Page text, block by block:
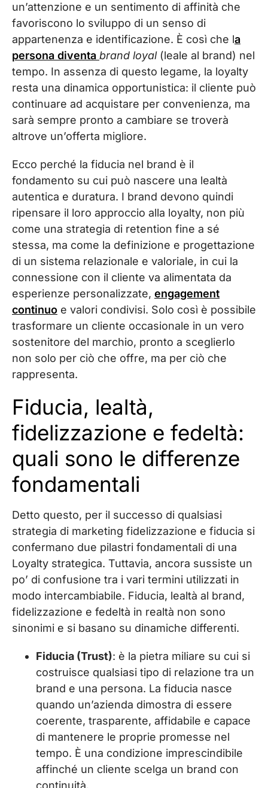
un’attenzione e un sentimento di affinità che
favoriscono lo sviluppo di un senso di
appartenenza e identificazione. È così che la
persona diventa brand loyal(leale al brand) nel
tempo. In assenza di questo legame, la loyalty
resta una dinamica opportunistica: il cliente può
continuare ad acquistare per convenienza, ma
sarà sempre pronto a cambiare se troverà
altrove un’offerta migliore.
Ecco perché la fiducia nel brand è il
fondamento su cui può nascere una lealtà
autentica e duratura. I brand devono quindi
ripensare il loro approccio alla loyalty, non più
come una strategia di retention fine a sé
stessa, ma come la definizione e progettazione
di un sistema relazionale e valoriale, in cui la
connessione con il cliente va alimentata da
esperienze personalizzate, engagement
continuo e valori condivisi. Solo così è possibile
trasformare un cliente occasionale in un vero
sostenitore del marchio, pronto a sceglierlo
non solo per ciò che offre, ma per ciò che
rappresenta.
Fiducia, lealtà,
fidelizzazione e fedeltà:
quali sono le differenze
fondamentali
Detto questo, per il successo di qualsiasi
strategia di marketing fidelizzazione e fiducia si
confermano due pilastri fondamentali di una
Loyalty strategica. Tuttavia, ancora sussiste un
po’ di confusione tra i vari termini utilizzati in
modo intercambiabile. Fiducia, lealtà al brand,
fidelizzazione e fedeltà in realtà non sono
sinonimi e si basano su dinamiche differenti.
Fiducia (Trust): è la pietra miliare su cui si
costruisce qualsiasi tipo di relazione tra un
brand e una persona. La fiducia nasce
quando un’azienda dimostra di essere
coerente, trasparente, affidabile e capace
di mantenere le proprie promesse nel
tempo. È una condizione imprescindibile
affinché un cliente scelga un brand con
continuità.